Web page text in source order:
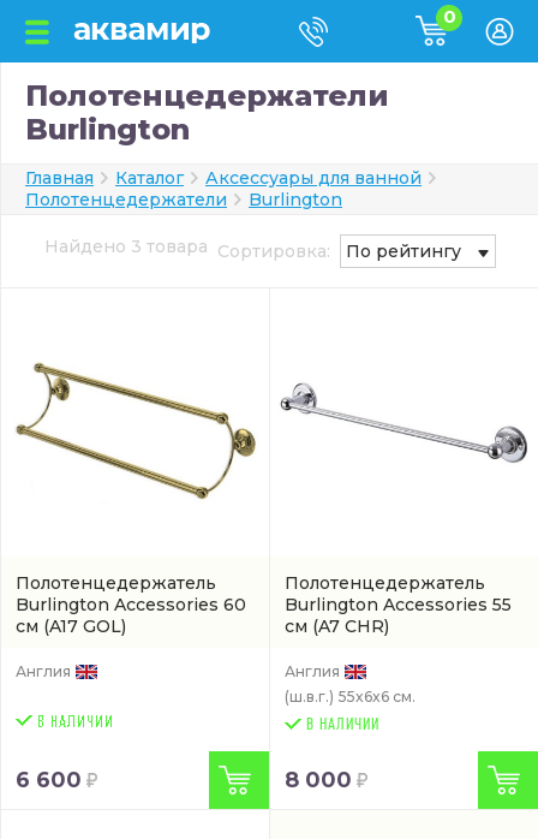
0
Полотенцедержатели
Burlington
Главная Каталог
Аксессуары для ванной
Полотенцедержатели
Burlington
Найдено 3 товара Сортировка: По рейтингу
Полотенцедержатель
Burlington Accessories 60
см (A17 GOL)
Англия
6 600
Полотенцедержатель
Burlington Accessories 55
см (A7 CHR)
Англия
(ш.в.г.) 55x6x6 см.
В НАЛИЧИИ
8 000